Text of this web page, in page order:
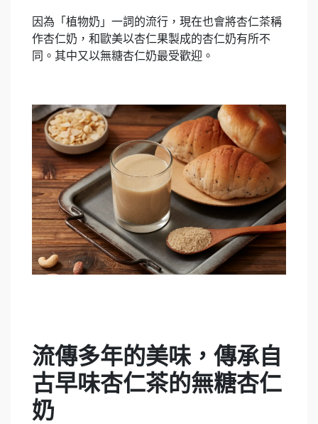
因為「植物奶」一詞的流行，現在也會將杏仁茶稱
作杏仁奶，和歐美以杏仁果製成的杏仁奶有所不
同。其中又以無糖杏仁奶最受歡迎。
流傳多年的美味，傳承自
古早味杏仁茶的無糖杏仁
奶